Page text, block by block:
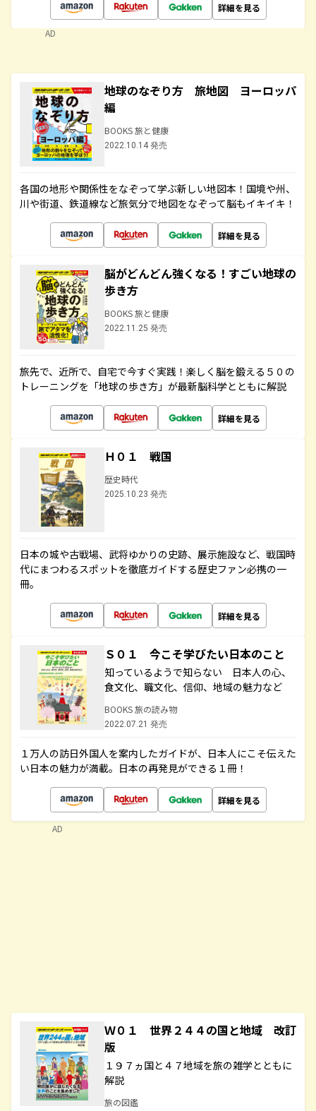
詳細を見る
AD
地球のなぞり方 旅地図 ヨーロッパ
編
BOOKS 旅と健康
2022.10.14 発売
各国の地形や関係性をなぞって学ぶ新しい地図本！国境や州、
川や街道、鉄道線など旅気分で地図をなぞって脳もイキイキ！
詳細を見る
脳がどんどん強くなる！すごい地球の
歩き方
BOOKS 旅と健康
2022.11.25 発売
旅先で、近所で、自宅で今すぐ実践！楽しく脳を鍛える５０の
トレーニングを「地球の歩き方」が最新脳科学とともに解説
詳細を見る
Ｈ０１ 戦国
歴史時代
2025.10.23 発売
日本の城や古戦場、武将ゆかりの史跡、展示施設など、戦国時
代にまつわるスポットを徹底ガイドする歴史ファン必携の一
冊。
詳細を見る
Ｓ０１ 今こそ学びたい日本のこと
知っているようで知らない 日本人の心、
食文化、職文化、信仰、地域の魅力など
BOOKS 旅の読み物
2022.07.21 発売
１万人の訪日外国人を案内したガイドが、日本人にこそ伝えた
い日本の魅力が満載。日本の再発見ができる１冊！
詳細を見る
Ｗ０１ 世界２４４の国と地域 改訂
版
１９７ヵ国と４７地域を旅の雑学とともに
解説
旅の図鑑
AD